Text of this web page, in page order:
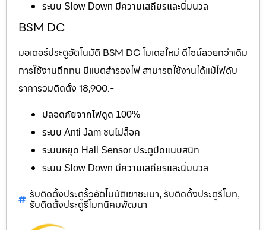
ระบบ Slow Down มีความเสถียรและนิ่มนวล
BSM DC
มอเตอร์ประตูอัตโนมัติ BSM DC โมเดลใหม่ ดีไซน์สวยกว่าเดิม
การใช้งานถึกทน มีแบตสำรองไฟ สามารถใช้งานได้แม้ไฟดับ
ราคารวมติดตั้ง 18,900.-
ปลอดภัยจากไฟดูด 100%
ระบบ Anti Jam ชนไม่ล็อค
ระบบหยุด Hall Sensor ประตูปิดแนบสนิท
ระบบ Slow Down มีความเสถียรและนิ่มนวล
รับติดตั้งประตูรั้วอัตโนมัติเขาชะเมา, รับติดตั้งประตูรีโมท,
รับติดตั้งประตูรีโมทนิคมพัฒนา